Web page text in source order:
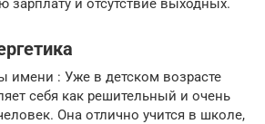
имени : Уже в детском возрасте
себя как решительный и очень
Она отлично учится в школе,